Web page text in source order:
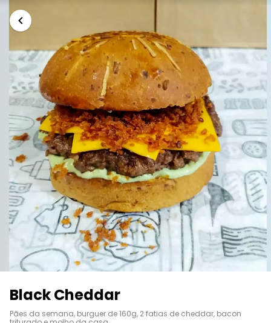
Black Cheddar
Pães da semana, burguer de 160g, 2 fatias de cheddar, bacon